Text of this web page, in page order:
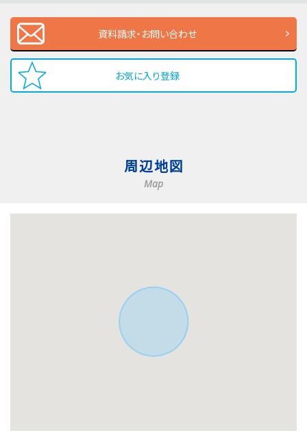
資料請求・お問い合わせ
お気に入り登録
周辺地図
Map